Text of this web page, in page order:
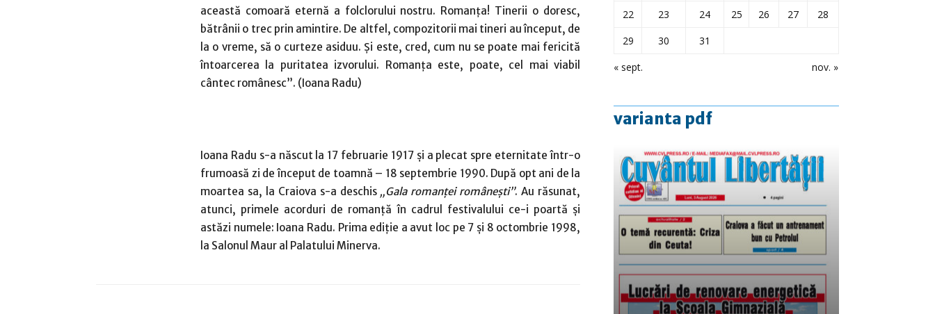
această comoară eternă a folclorului nostru. Romanţa! Tinerii o doresc,
bătrânii o trec prin amintire. De altfel, compozitorii mai tineri au început, de
la o vreme, să o curteze asiduu. Şi este, cred, cum nu se poate mai fericită
întoarcerea la puritatea izvorului. Romanţa este, poate, cel mai viabil
cântec românesc”. (Ioana Radu)
Ioana Radu s-a născut la 17 februarie 1917 şi a plecat spre eternitate într-o
frumoasă zi de început de toamnă – 18 septembrie 1990. După opt ani de la
moartea sa, la Craiova s-a deschis „Gala romanţei româneşti”. Au răsunat,
atunci, primele acorduri de romanţă în cadrul festivalului ce-i poartă şi
astăzi numele: Ioana Radu. Prima ediţie a avut loc pe 7 şi 8 octombrie 1998,
la Salonul Maur al Palatului Minerva.
« sept. nov. »
22
23 24 25 26 27
28
29
30 31
varianta pdf